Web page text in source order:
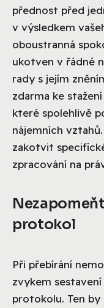
přednost před
v výsledkem
oboustranná
ukotven v řádné
rady s jejím
zdarma ke
které spolehlivě
nájemních
zakotvit
zpracování na
protokol
Při přebírání
zvykem
protokolu. Ten by